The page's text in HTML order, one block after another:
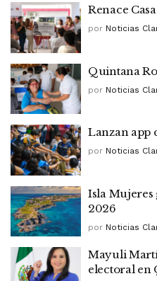
Renace
por Noticias
Quintana
por Noticias
Lanzan app
por Noticias
Isla Mujeres
2026
por Noticias
Mayuli
electoral en